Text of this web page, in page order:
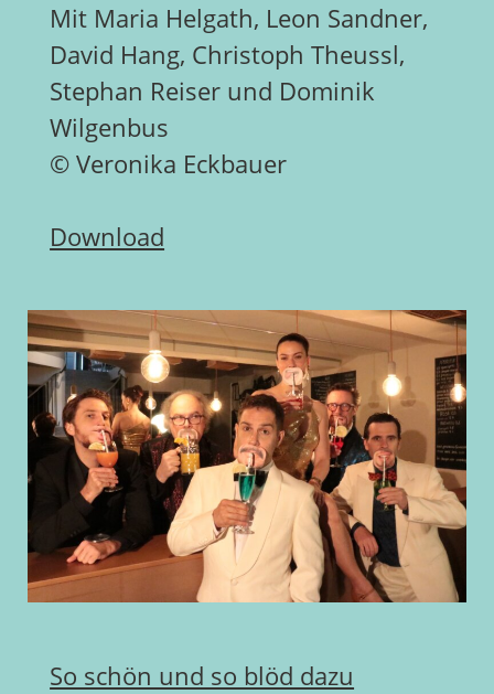
Mit Maria Helgath, Leon Sandner,
David Hang, Christoph Theussl,
Stephan Reiser und Dominik
Wilgenbus
© Veronika Eckbauer
Download
So schön und so blöd dazu